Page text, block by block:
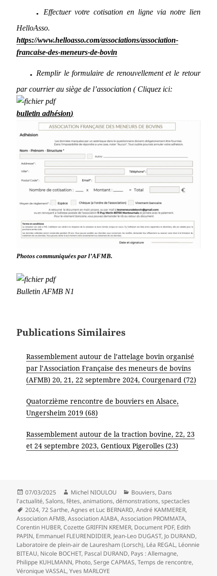
.
Effectuer votre cotisation en ligne via notre lien
HelloAsso.
https://www.helloasso.com/associations/association-
francaise-des-meneurs-de-bovin
. Remplir le formulaire de renouvellement et le retour
par courrier au siège de l’association ( Cliquez ici:
bulletin adhésion)
Photos communiquées par l’AFMB.
Bulletin AFMB N1
Publications Similaires
Rassemblement autour de l’attelage bovin organisé
par l’Association Française des meneurs de bovins
(AFMB) 20, 21, 22 septembre 2024, Courgenard (72)
Quatorzième rencontre de bouviers en Alsace,
Ungersheim 2019 (68)
Rassemblement autour de la traction bovine, 22, 23
et 24 septembre 2023, Gentioux Pigerolles (23)
Publié
le
07/03/2025 Auteur
Michel NIOULOU Catégories
Bouviers, Dans
l'actualité,Salons, fêtes, animations, démonstrations, spectacles
Mots-
clés
2024,72 Sarthe,Agnes et Luc BERNARD,André KAMMERER,
Association AFMB,Association AIABA,Association PROMMATA,
Corentin HUBER,Cozette GRIFFIN KREMER, Document PDF, Edith
PAPIN, Emmanuel FLEURENDIDIER, Jean-Leo DUGAST, Jo DURAND,
Laboratoire de plein-air de Lauresham (Lorsch), Léa REGAL, Léonnie
BITEAU, Nicole BOCHET, Pascal DURAND, Pays : Allemagne,
Philippe KUHLMANN, Photo,Serge CAPMAS,Temps de rencontre,
Véronique VASSAL,Yves MARLOYE